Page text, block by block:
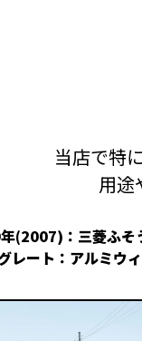
当店で特
用途
(2007)：三菱ふそ
レート：アルミウ